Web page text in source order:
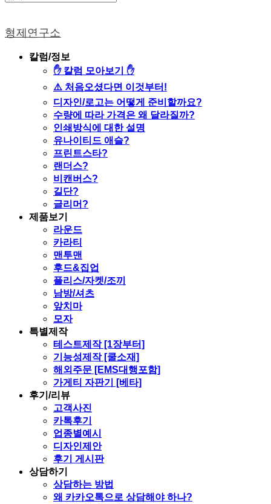
형제연구소
칼럼/정보
✋ 칼럼 모아보기 ✋
⚠️ 처음오셨다면 이것부터!
디자인/로고는 어떻게 준비할까요?
수량에 따라 가격은 왜 달라질까?
인쇄방식에 대한 설명
유나이티드 애슬?
프린트스타?
랜더스?
비캔버스?
길단?
글리머?
제품보기
라운드
카라티
맨투맨
후드&집업
플리스/자켓/조끼
남방/셔츠
앞치마
모자
특별제작
테스트제작 [1장부터]
기능성제작 [쿨소재]
해외주문 [EMS대행포함]
가게티 자판기 [베타]
후기/리뷰
고객사진
카톡후기
업종별예시
디자인제안
후기 게시판
상담하기
상담하는 방법
왜 카카오톡으로 상담해야 하나?